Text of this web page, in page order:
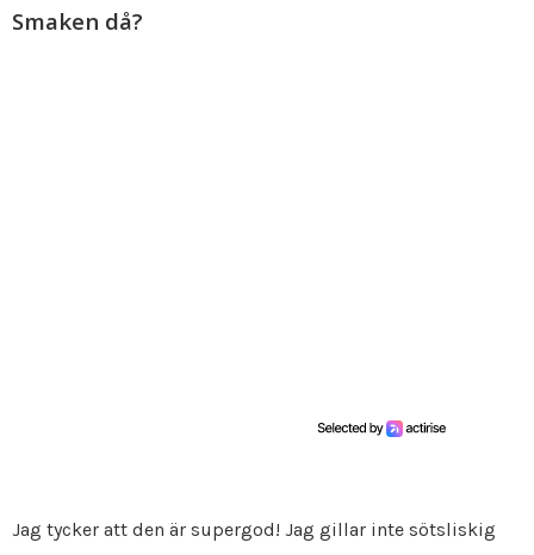
Smaken då?
Jag tycker att den är supergod! Jag gillar inte sötsliskig